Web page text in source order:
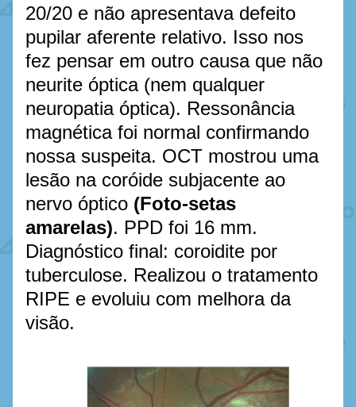
20/20 e não apresentava defeito
pupilar aferente relativo. Isso nos
fez pensar em outro causa que não
neurite óptica (nem qualquer
neuropatia óptica). Ressonância
magnética foi normal confirmando
nossa suspeita. OCT mostrou uma
lesão na coróide subjacente ao
nervo óptico (Foto-setas
amarelas). PPD foi 16 mm.
Diagnóstico final: coroidite por
tuberculose. Realizou o tratamento
RIPE e evoluiu com melhora da
visão.